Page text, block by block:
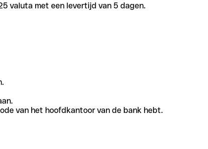
valuta met een levertijd van 5 dagen.
van het hoofdkantoor van de bank hebt.